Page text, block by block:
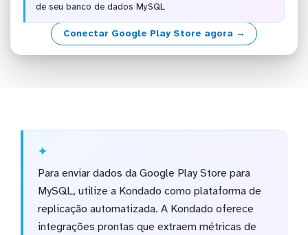
de seu banco de dados MySQL
Conectar Google Play Store agora →
Para enviar dados da Google Play Store para
MySQL, utilize a Kondado como plataforma de
replicação automatizada. A Kondado oferece
integrações prontas que extraem métricas de